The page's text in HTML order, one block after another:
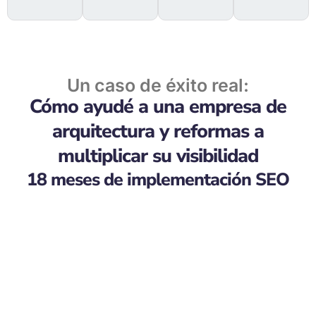
Un caso de éxito real:
Cómo ayudé a una empresa de
arquitectura y reformas a
multiplicar su visibilidad
18 meses de implementación SEO